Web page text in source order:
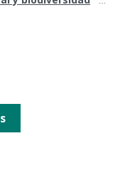
y cambio climático